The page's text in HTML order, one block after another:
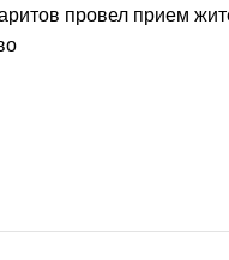
провел прием